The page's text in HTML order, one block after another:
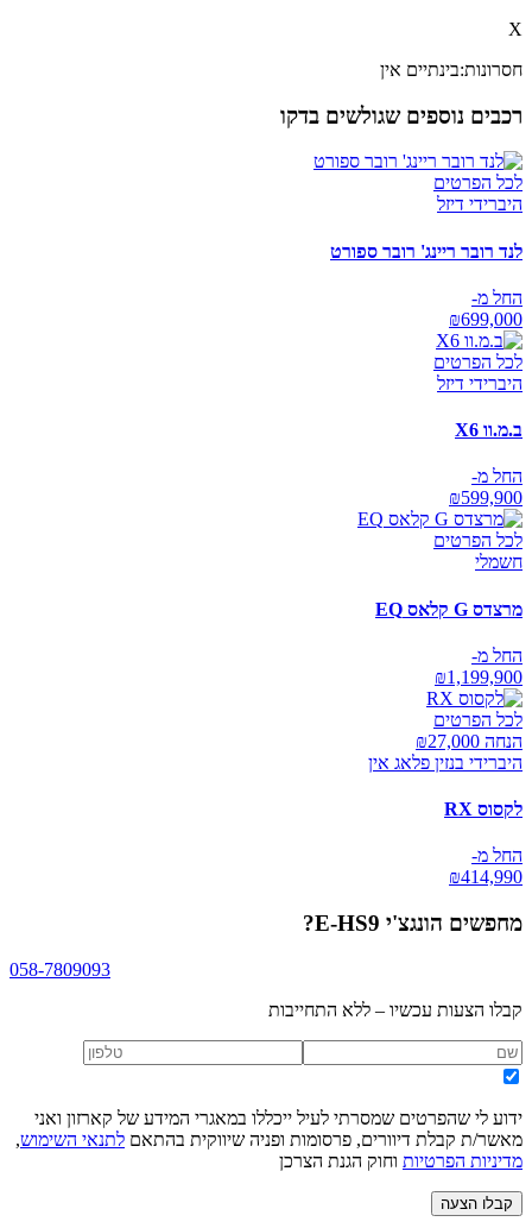
X
חסרונות:בינתיים אין
רכבים נוספים שגולשים בדקו
לכל הפרטים
היברידי דיזל
לנד רובר ריינג' רובר ספורט
החל מ-
₪699,000
לכל הפרטים
היברידי דיזל
ב.מ.וו X6
החל מ-
₪599,900
לכל הפרטים
חשמלי
מרצדס G קלאס EQ
החל מ-
₪1,199,900
לכל הפרטים
הנחה ₪ 27,000
היברידי בנזין פלאג אין
לקסוס RX
החל מ-
₪414,990
מחפשים הונגצ'י E-HS9 ?
058-7809093
קבלו הצעות עכשיו – ללא התחייבות
ידוע לי שהפרטים שמסרתי לעיל ייכללו במאגרי המידע של קארזון ואני
מאשר/ת קבלת דיוורים, פרסומות ופניה שיווקית בהתאם לתנאי השימוש,
מדיניות הפרטיות וחוק הגנת הצרכן
קבלו הצעה